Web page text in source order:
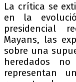
La crítica se
en la
presidencial
Mayans, las
sobre una
heredados
representan